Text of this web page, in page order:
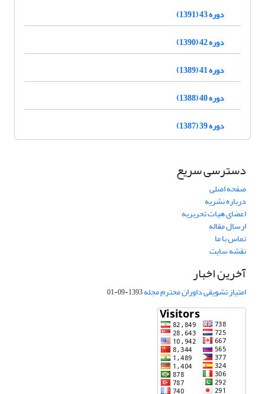
دوره 43 (1391)
دوره 42 (1390)
دوره 41 (1389)
دوره 40 (1388)
دوره 39 (1387)
دسترسی سریع
صفحه اصلی
درباره نشریه
اعضای هیات تحریریه
ارسال مقاله
تماس با ما
نقشه سایت
آخرین اخبار
امتیاز تشویقی داوران محترم مجله1393-09-01